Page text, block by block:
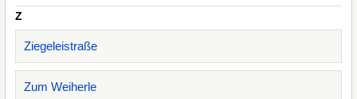
Z
Ziegeleistraße
Zum Weiherle